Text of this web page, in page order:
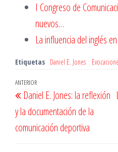
I Congreso de
nuevos…
La influencia del inglés
Etiquetas Daniel E. Jones
Navegación
de
entradas
Entrada
anterior
ANTERIOR
Daniel E. Jones: la reflexión
y la documentación de la
comunicación deportiva